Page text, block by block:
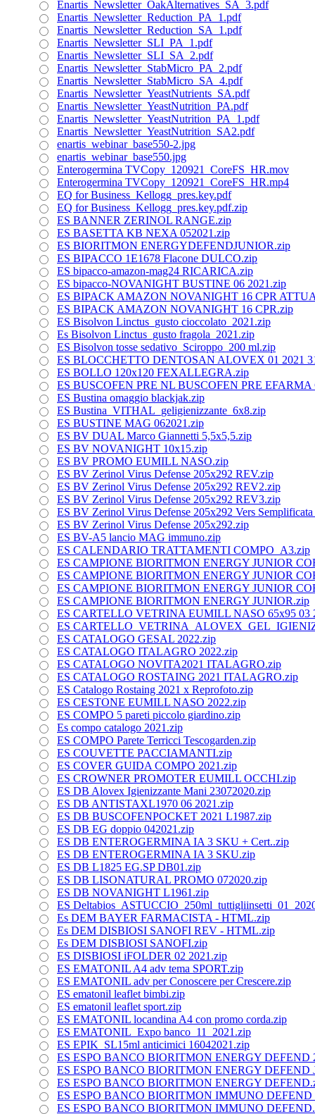
Enartis_Newsletter_OakAlternatives_SA_3.pdf
Enartis_Newsletter_Reduction_PA_1.pdf
Enartis_Newsletter_Reduction_SA_1.pdf
Enartis_Newsletter_SLI_PA_1.pdf
Enartis_Newsletter_SLI_SA_2.pdf
Enartis_Newsletter_StabMicro_PA_2.pdf
Enartis_Newsletter_StabMicro_SA_4.pdf
Enartis_Newsletter_YeastNutrients_SA.pdf
Enartis_Newsletter_YeastNutrition_PA.pdf
Enartis_Newsletter_YeastNutrition_PA_1.pdf
Enartis_Newsletter_YeastNutrition_SA2.pdf
enartis_webinar_base550-2.jpg
enartis_webinar_base550.jpg
Enterogermina TVCopy_120921_CoreFS_HR.mov
Enterogermina TVCopy_120921_CoreFS_HR.mp4
EQ for Business_Kellogg_pres.key.pdf
EQ for Business_Kellogg_pres.key.pdf.zip
ES BANNER ZERINOL RANGE.zip
ES BASETTA KB NEXA 052021.zip
ES BIORITMON ENERGYDEFENDJUNIOR.zip
ES BIPACCO 1E1678 Flacone DULCO.zip
ES bipacco-amazon-mag24 RICARICA.zip
ES bipacco-NOVANIGHT BUSTINE 06 2021.zip
ES BIPACK AMAZON NOVANIGHT 16 CPR
ES BIPACK AMAZON NOVANIGHT 16 CPR.zip
ES Bisolvon Linctus_gusto cioccolato_2021.zip
Es Bisolvon Linctus_gusto fragola_2021.zip
ES Bisolvon tosse sedativo_Sciroppo_200 ml.zip
ES BLOCCHETTO DENTOSAN ALOVEX 01 2021
ES BOLLO 120x120 FEXALLEGRA.zip
ES BUSCOFEN PRE NL BUSCOFEN PRE EFARMA
ES Bustina omaggio blackjak.zip
ES Bustina_VITHAL_geligienizzante_6x8.zip
ES BUSTINE MAG 062021.zip
ES BV DUAL Marco Giannetti 5,5x5,5.zip
ES BV NOVANIGHT 10x15.zip
ES BV PROMO EUMILL NASO.zip
ES BV Zerinol Virus Defense 205x292 REV.zip
ES BV Zerinol Virus Defense 205x292 REV2.zip
ES BV Zerinol Virus Defense 205x292 REV3.zip
ES BV Zerinol Virus Defense 205x292 Vers
ES BV Zerinol Virus Defense 205x292.zip
ES BV-A5 lancio MAG immuno.zip
ES CALENDARIO TRATTAMENTI COMPO_A3.zip
ES CAMPIONE BIORITMON ENERGY JUNIOR
ES CAMPIONE BIORITMON ENERGY JUNIOR
ES CAMPIONE BIORITMON ENERGY JUNIOR
ES CAMPIONE BIORITMON ENERGY JUNIOR.zip
ES CARTELLO VETRINA EUMILL NASO 65x95 03
ES
ES CATALOGO GESAL 2022.zip
ES CATALOGO ITALAGRO 2022.zip
ES CATALOGO NOVITA2021 ITALAGRO.zip
ES CATALOGO ROSTAING 2021 ITALAGRO.zip
ES Catalogo Rostaing 2021 x Reprofoto.zip
ES CESTONE EUMILL NASO 2022.zip
ES COMPO 5 pareti piccolo giardino.zip
Es compo catalogo 2021.zip
ES COMPO Parete Terricci Tescogarden.zip
ES COUVETTE PACCIAMANTI.zip
ES COVER GUIDA COMPO 2021.zip
ES CROWNER PROMOTER EUMILL OCCHI.zip
ES DB Alovex Igienizzante Mani 23072020.zip
ES DB ANTISTAXL1970 06 2021.zip
ES DB BUSCOFENPOCKET 2021 L1987.zip
ES DB EG doppio 042021.zip
ES DB ENTEROGERMINA IA 3 SKU + Cert..zip
ES DB ENTEROGERMINA IA 3 SKU.zip
ES DB L1825 EG.SP DB01.zip
ES DB LISONATURAL PROMO 072020.zip
ES DB NOVANIGHT L1961.zip
ES
Es DEM BAYER FARMACISTA - HTML.zip
Es DEM DISBIOSI SANOFI REV - HTML.zip
Es DEM DISBIOSI SANOFI.zip
ES DISBIOSI iFOLDER 02 2021.zip
ES EMATONIL A4 adv tema SPORT.zip
ES EMATONIL adv per Conoscere per Crescere.zip
ES ematonil leaflet bimbi.zip
ES ematonil leaflet sport.zip
ES EMATONIL locandina A4 con promo corda.zip
ES EMATONIL_Expo banco_11_2021.zip
ES EPIK_SL15ml anticimici 16042021.zip
ES ESPO BANCO BIORITMON ENERGY DEFEND
ES ESPO BANCO BIORITMON ENERGY DEFEND
ES ESPO BANCO BIORITMON ENERGY
ES ESPO BANCO BIORITMON IMMUNO DEFEND
ES ESPO BANCO BIORITMON IMMUNO